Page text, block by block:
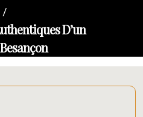
/
D’un